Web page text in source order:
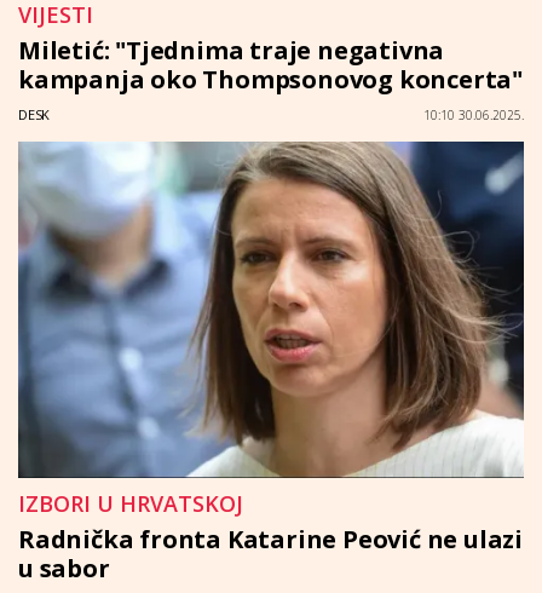
VIJESTI
Miletić: "Tjednima traje negativna
kampanja oko Thompsonovog koncerta"
DESK 10:10 30.06.2025.
IZBORI U HRVATSKOJ
Radnička fronta Katarine Peović ne ulazi
u sabor